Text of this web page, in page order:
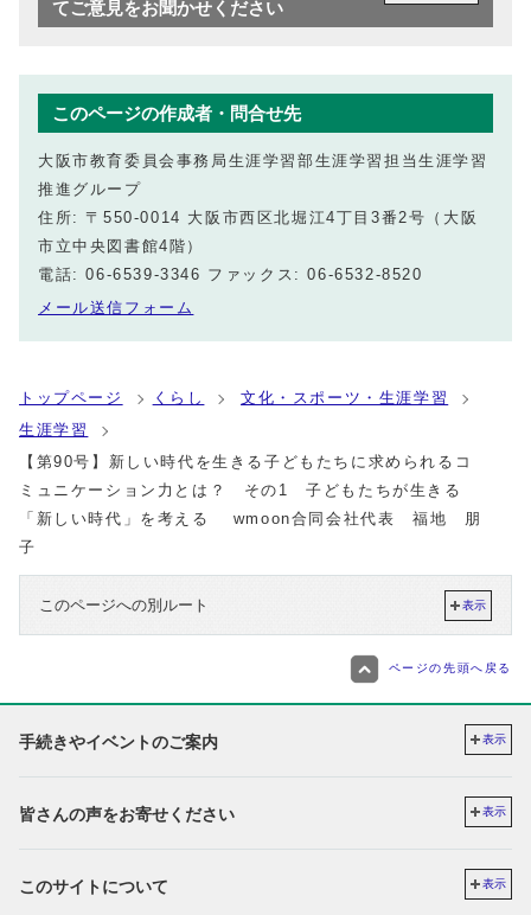
てご意見をお聞かせください
このページの作成者・問合せ先
大阪市教育委員会事務局生涯学習部生涯学習担当生涯学習
推進グループ
住所: 〒550-0014 大阪市西区北堀江4丁目3番2号（大阪
市立中央図書館4階）
電話: 06-6539-3346 ファックス: 06-6532-8520
メール送信フォーム
トップページ くらし
文化・スポーツ・生涯学習
生涯学習
【第90号】新しい時代を生きる子どもたちに求められるコ
ミュニケーション力とは？ その1 子どもたちが生きる
「新しい時代」を考える wmoon合同会社代表 福地 朋
子
このページへの別ルート 表示
ページの先頭へ戻る
手続きやイベントのご案内 表示
皆さんの声をお寄せください 表示
このサイトについて 表示